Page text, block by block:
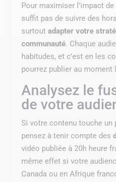
Pour maximiser l’impact
suffit pas de suivre des
surtoutadapter votre
communauté. Chaque
habitudes, et c’est en les
pourrez publier au moment
Analysez le
de votre
Si votre contenu touche un
pensez à tenir compte des
vidéo publiée à 20h heure
même effet si votre
Canada ou en Afrique